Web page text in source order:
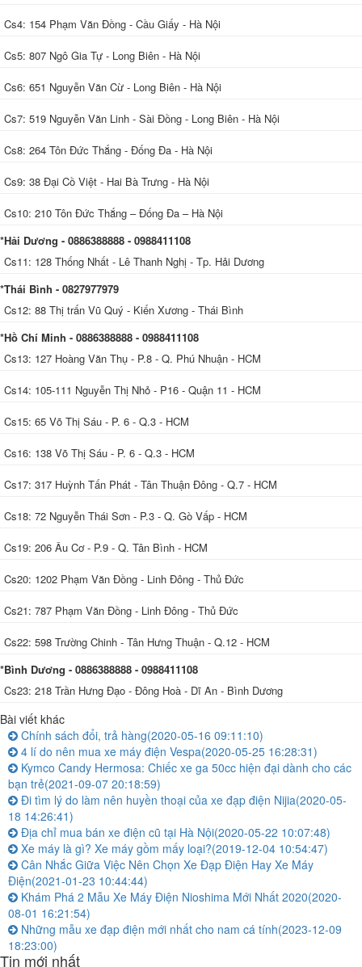
Cs4: 154 Phạm Văn Đồng - Cầu Giấy - Hà Nội
Cs5: 807 Ngô Gia Tự - Long Biên - Hà Nội
Cs6: 651 Nguyễn Văn Cừ - Long Biên - Hà Nội
Cs7: 519 Nguyễn Văn Linh - Sài Đồng - Long Biên - Hà Nội
Cs8: 264 Tôn Đức Thắng - Đống Đa - Hà Nội
Cs9: 38 Đại Cồ Việt - Hai Bà Trưng - Hà Nội
Cs10: 210 Tôn Đức Thắng – Đống Đa – Hà Nội
*Hải Dương - 0886388888 - 0988411108
Cs11: 128 Thống Nhất - Lê Thanh Nghị - Tp. Hải Dương
*Thái Bình - 0827977979
Cs12: 88 Thị trấn Vũ Quý - Kiến Xương - Thái Bình
*Hồ Chí Minh - 0886388888 - 0988411108
Cs13: 127 Hoàng Văn Thụ - P.8 - Q. Phú Nhuận - HCM
Cs14: 105-111 Nguyễn Thị Nhỏ - P16 - Quận 11 - HCM
Cs15: 65 Võ Thị Sáu - P. 6 - Q.3 - HCM
Cs16: 138 Võ Thị Sáu - P. 6 - Q.3 - HCM
Cs17: 317 Huỳnh Tấn Phát - Tân Thuận Đông - Q.7 - HCM
Cs18: 72 Nguyễn Thái Sơn - P.3 - Q. Gò Vấp - HCM
Cs19: 206 Âu Cơ - P.9 - Q. Tân Bình - HCM
Cs20: 1202 Phạm Văn Đồng - Linh Đông - Thủ Đức
Cs21: 787 Phạm Văn Đồng - Linh Đông - Thủ Đức
Cs22: 598 Trường Chinh - Tân Hưng Thuận - Q.12 - HCM
*Bình Dương - 0886388888 - 0988411108
Cs23: 218 Trần Hưng Đạo - Đông Hoà - Dĩ An - Bình Dương
Bài viết khác
Chính sách đổi, trả hàng(2020-05-16 09:11:10)
4 lí do nên mua xe máy điện Vespa(2020-05-25 16:28:31)
Kymco Candy Hermosa: Chiếc xe ga 50cc hiện đại dành cho các
bạn trẻ(2021-09-07 20:18:59)
Đi tìm lý do làm nên huyền thoại của xe đạp điện Nijia(2020-05-
18 14:26:41)
Địa chỉ mua bán xe điện cũ tại Hà Nội(2020-05-22 10:07:48)
Xe máy là gì? Xe máy gồm mấy loại?(2019-12-04 10:54:47)
Cân Nhắc Giữa Việc Nên Chọn Xe Đạp Điện Hay Xe Máy
Điện(2021-01-23 10:44:44)
Khám Phá 2 Mẫu Xe Máy Điện Nioshima Mới Nhất 2020(2020-
08-01 16:21:54)
Những mẫu xe đạp điện mới nhất cho nam cá tính(2023-12-09
18:23:00)
Tin mới nhất